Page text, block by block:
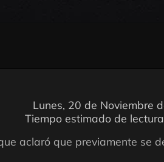
Lunes, 20 de Noviembre
Tiempo estimado de
aclaró que previamente se